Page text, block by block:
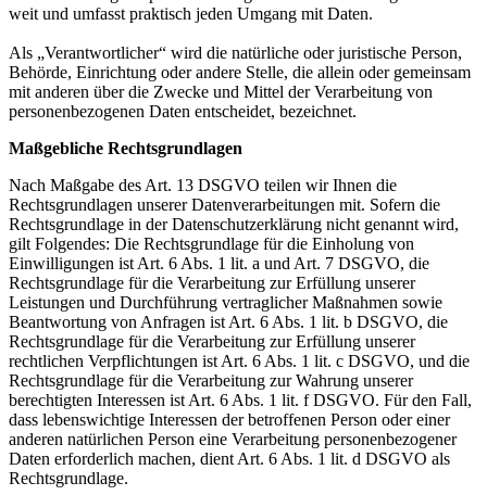
weit und umfasst praktisch jeden Umgang mit Daten.
Als „Verantwortlicher“ wird die natürliche oder juristische Person,
Behörde, Einrichtung oder andere Stelle, die allein oder gemeinsam
mit anderen über die Zwecke und Mittel der Verarbeitung von
personenbezogenen Daten entscheidet, bezeichnet.
Maßgebliche Rechtsgrundlagen
Nach Maßgabe des Art. 13 DSGVO teilen wir Ihnen die
Rechtsgrundlagen unserer Datenverarbeitungen mit. Sofern die
Rechtsgrundlage in der Datenschutzerklärung nicht genannt wird,
gilt Folgendes: Die Rechtsgrundlage für die Einholung von
Einwilligungen ist Art. 6 Abs. 1 lit. a und Art. 7 DSGVO, die
Rechtsgrundlage für die Verarbeitung zur Erfüllung unserer
Leistungen und Durchführung vertraglicher Maßnahmen sowie
Beantwortung von Anfragen ist Art. 6 Abs. 1 lit. b DSGVO, die
Rechtsgrundlage für die Verarbeitung zur Erfüllung unserer
rechtlichen Verpflichtungen ist Art. 6 Abs. 1 lit. c DSGVO, und die
Rechtsgrundlage für die Verarbeitung zur Wahrung unserer
berechtigten Interessen ist Art. 6 Abs. 1 lit. f DSGVO. Für den Fall,
dass lebenswichtige Interessen der betroffenen Person oder einer
anderen natürlichen Person eine Verarbeitung personenbezogener
Daten erforderlich machen, dient Art. 6 Abs. 1 lit. d DSGVO als
Rechtsgrundlage.